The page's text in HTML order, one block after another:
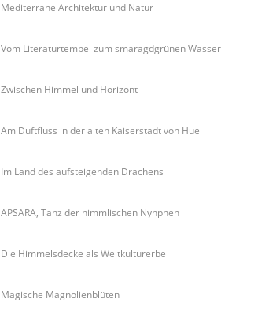
Mediterrane Architektur und Natur
Vom Literaturtempel zum smaragdgrünen Wasser
Zwischen Himmel und Horizont
Am Duftfluss in der alten Kaiserstadt von Hue
Im Land des aufsteigenden Drachens
APSARA, Tanz der himmlischen Nynphen
Die Himmelsdecke als Weltkulturerbe
Magische Magnolienblüten